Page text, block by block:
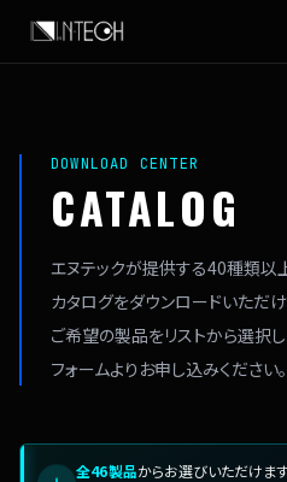
DOWNLOAD CENTER
CATALOG
エヌテックが提供する40種類以
カタログをダウンロードいただけ
ご希望の製品をリストから選択し
フォームよりお申し込みください
全46製品からお選びいただけま